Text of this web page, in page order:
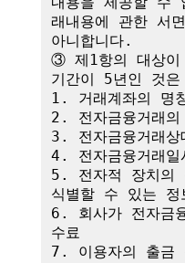
래내용에 관한 서
아니합니다.
③ 제1항의 대상이
기간이 5년인 것
1. 거래계좌의 명
2. 전자금융거래
3. 전자금융거래상
4. 전자금융거래일
5. 전자적 장치의
식별할 수 있는 정
6. 회사가 전자금
수료
7. 이용자의 출금